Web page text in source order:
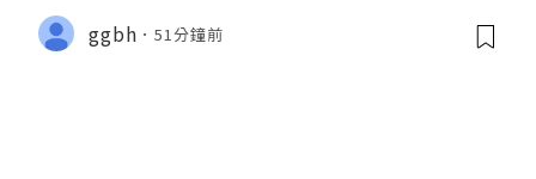
ggbh 51分鐘前